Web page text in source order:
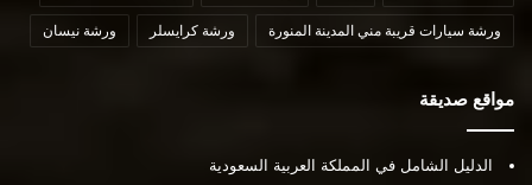
ورشة سيارات قريبة مني المدينة المنورة ورشة كرايسلر ورشة نيسان
مواقع صديقة
الدليل الشامل في المملكة العربية السعودية